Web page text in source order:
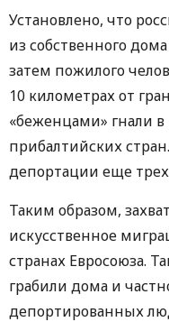
Установлено, что
из собственного
затем пожилого
10 километрах от
«беженцами» гнали
прибалтийских
депортации еще
Таким образом,
искусственное
странах Евросоюза.
грабили дома и
депортированных